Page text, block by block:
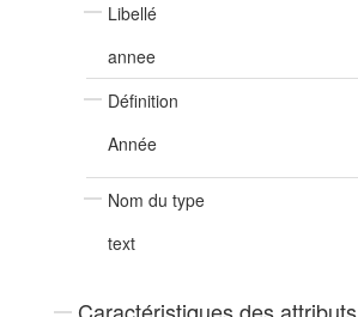
Libellé
annee
Définition
Année
Nom du type
text